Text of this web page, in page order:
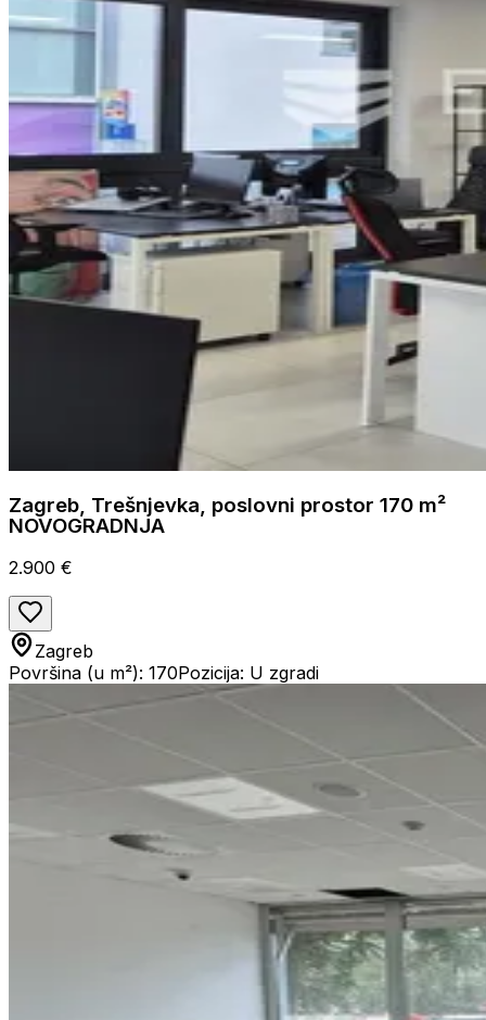
Zagreb, Trešnjevka, poslovni prostor 170 m²
NOVOGRADNJA
2.900 €
Zagreb
Površina (u m²): 170Pozicija: U zgradi